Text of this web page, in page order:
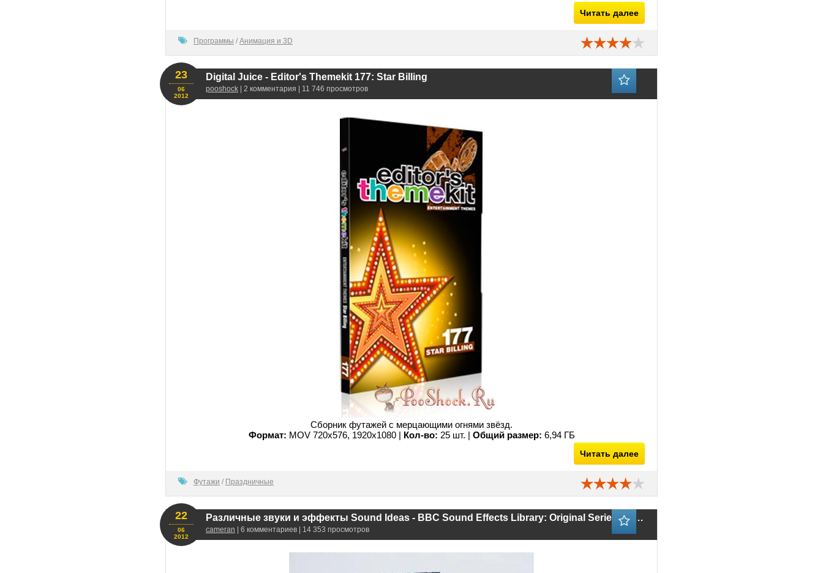
Читать далее
Программы / Анимация и 3D
Digital Juice - Editor's Themekit 177: Star Billing
pooshock | 2 комментария | 11 746 просмотров
23
06
2012
Сборник футажей с мерцающими огнями звёзд.
Формат: MOV 720x576, 1920x1080 | Кол-во: 25 шт. | Общий размер: 6,94 ГБ
Читать далее
Футажи / Праздничные
Различные звуки и эффекты Sound Ideas - BBC Sound Effects Library: Original Series vol.01-60 (WAV)
cameran | 6 комментариев | 14 353 просмотров
22
06
2012